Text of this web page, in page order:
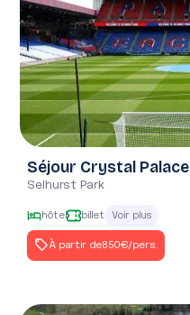
Séjour Crystal Palace
Selhurst Park
hôtel billet Voir plus
À partir de850€/pers.